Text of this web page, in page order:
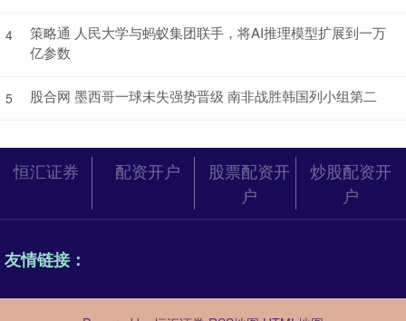
4
策略通 人民大学与蚂蚁集团联手，将AI推理模型扩展到一万
亿参数
5 股合网 墨西哥一球未失强势晋级 南非战胜韩国列小组第二
恒汇证券 配资开户
股票配资开
户
炒股配资开
户
友情链接：